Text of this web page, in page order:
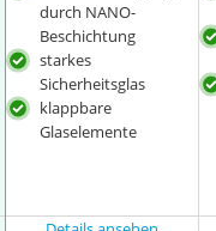
durch NANO-
Beschichtung
starkes
Sicherheitsglas
klappbare
Glaselemente